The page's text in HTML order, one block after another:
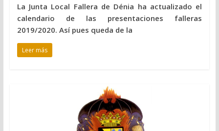
La Junta Local Fallera de Dénia ha actualizado el
calendario de las presentaciones falleras
2019/2020. Así pues queda de la
Leer más